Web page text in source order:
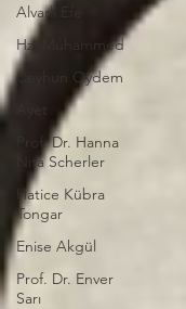
Alvarlı Efe
Hz. Muhammed
Ceyhun Oydem
​Prof. Dr. Hanna
Nita Scherler
Hatice Kübra
Tongar
Enise Akgül
Prof. Dr. Enver
Sarı